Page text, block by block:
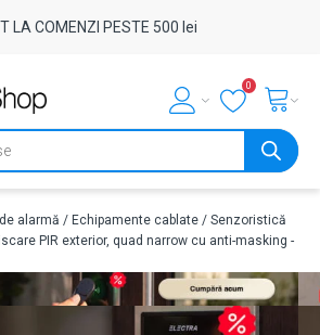
LA COMENZI PESTE 500 lei
0
alarmă / Echipamente cablate / Senzoristică
PIR exterior, quad narrow cu anti-masking -